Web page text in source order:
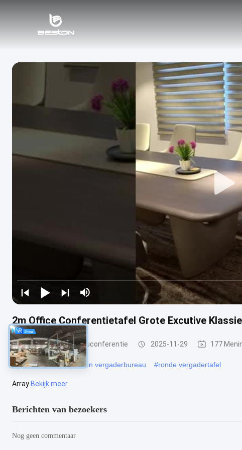
2m Office Conferentietafel Grote Excutive
de lijst van de bureauconferentie 2025-11-29 177
#Vergadertafel #houten vergaderbureau #ronde vergadertafel
ArrayBekijk meer
Berichten van bezoekers
Nog geen commentaar